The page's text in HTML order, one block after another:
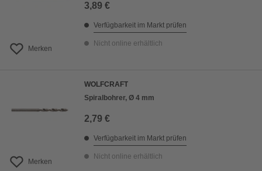
Merken
3,89 €
Verfügbarkeit im Markt prüfen
Nicht online erhältlich
Merken
WOLFCRAFT
Spiralbohrer, Ø 4 mm
2,79 €
Verfügbarkeit im Markt prüfen
Nicht online erhältlich